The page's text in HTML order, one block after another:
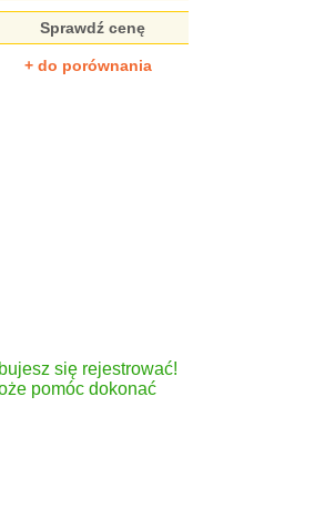
Sprawdź cenę
+ do porównania
się rejestrować!
pomóc dokonać